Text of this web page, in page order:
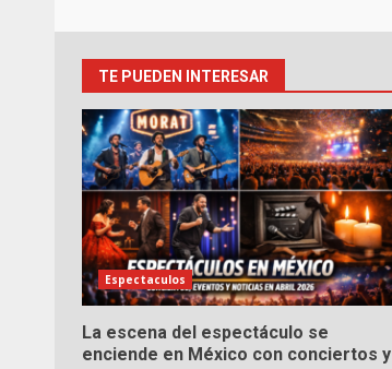
TE PUEDEN INTERESAR
Espectaculos
La escena del espectáculo se
enciende en México con conciertos y